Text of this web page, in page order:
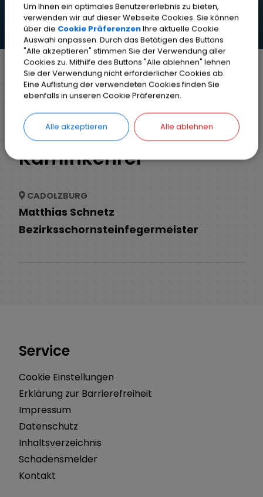
Markt Weisendorf
Bürgerinfo
Ver- und Entsorgung
Kaminkehrer
Kaminkehrer
CADOLZBURG
Matthias Schnetz
Bezirksschornsteinfegermeister
Service
Cookie Einstellungen
Erklärung zur Barrierefreiheit
Impressum
Datenschutz
Inhaltsverzeichnis
Schadensmelder
Kontakt
Um Ihnen ein optimales Benutzererlebnis zu bieten,
verwenden wir auf dieser Webseite Cookies. Sie können
über die Cookie PräferenzenIhre aktuelle Cookie
Auswahl anpassen. Durch das Betätigen des Buttons
"Alle akzeptieren" stimmen Sie der Verwendung aller
Cookies zu. Mithilfe des Buttons "Alle ablehnen" lehnen
Sie der Verwendung nicht erforderlicher Cookies ab.
Eine Auflistung der verwendeten Cookies finden Sie
ebenfalls in unseren Cookie Präferenzen.
Alle akzeptieren Alle ablehnen